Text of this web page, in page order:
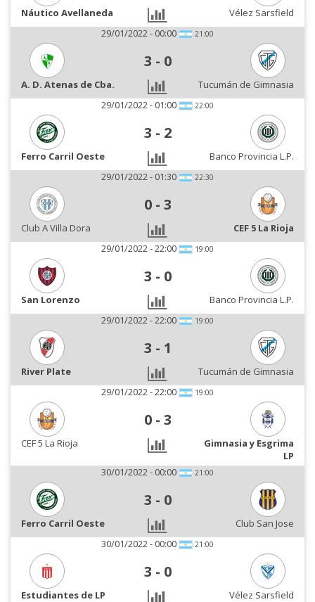
Náutico Avellaneda
Vélez Sarsfield
29/01/2022 - 00:00
21:00
3 - 0
A. D. Atenas de Cba.
Tucumán de Gimnasia
29/01/2022 - 01:00
22:00
3 - 2
Ferro Carril Oeste
Banco Provincia L.P.
29/01/2022 - 01:30
22:30
0 - 3
Club A Villa Dora
CEF 5 La Rioja
29/01/2022 - 22:00
19:00
3 - 0
San Lorenzo
Banco Provincia L.P.
29/01/2022 - 22:00
19:00
3 - 1
River Plate
Tucumán de Gimnasia
29/01/2022 - 22:00
19:00
0 - 3
CEF 5 La Rioja
Gimnasia y Esgrima
LP
30/01/2022 - 00:00
21:00
3 - 0
Ferro Carril Oeste
Club San Jose
30/01/2022 - 00:00
21:00
3 - 0
Estudiantes de LP
Vélez Sarsfield